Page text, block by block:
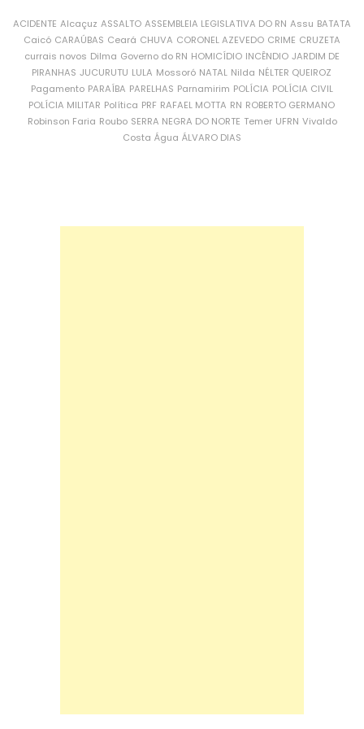
ACIDENTE Alcaçuz ASSALTO ASSEMBLEIA LEGISLATIVA DO RN Assu BATATA
Caicó CARAÚBAS Ceará CHUVA CORONEL AZEVEDO CRIME CRUZETA
currais novos Dilma Governo do RN HOMICÍDIO INCÊNDIO JARDIM DE
PIRANHAS JUCURUTU LULA Mossoró NATAL Nilda NÉLTER QUEIROZ
Pagamento PARAÍBA PARELHAS Parnamirim POLÍCIA POLÍCIA CIVIL
POLÍCIA MILITAR Política PRF RAFAEL MOTTA RN ROBERTO GERMANO
Robinson Faria Roubo SERRA NEGRA DO NORTE Temer UFRN Vivaldo
Costa Água ÁLVARO DIAS